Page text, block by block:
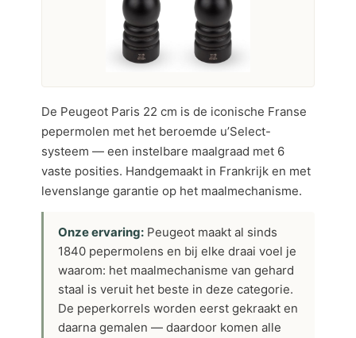
De Peugeot Paris 22 cm is de iconische Franse
pepermolen met het beroemde u’Select-
systeem — een instelbare maalgraad met 6
vaste posities. Handgemaakt in Frankrijk en met
levenslange garantie op het maalmechanisme.
Onze ervaring: Peugeot maakt al sinds
1840 pepermolens en bij elke draai voel je
waarom: het maalmechanisme van gehard
staal is veruit het beste in deze categorie.
De peperkorrels worden eerst gekraakt en
daarna gemalen — daardoor komen alle